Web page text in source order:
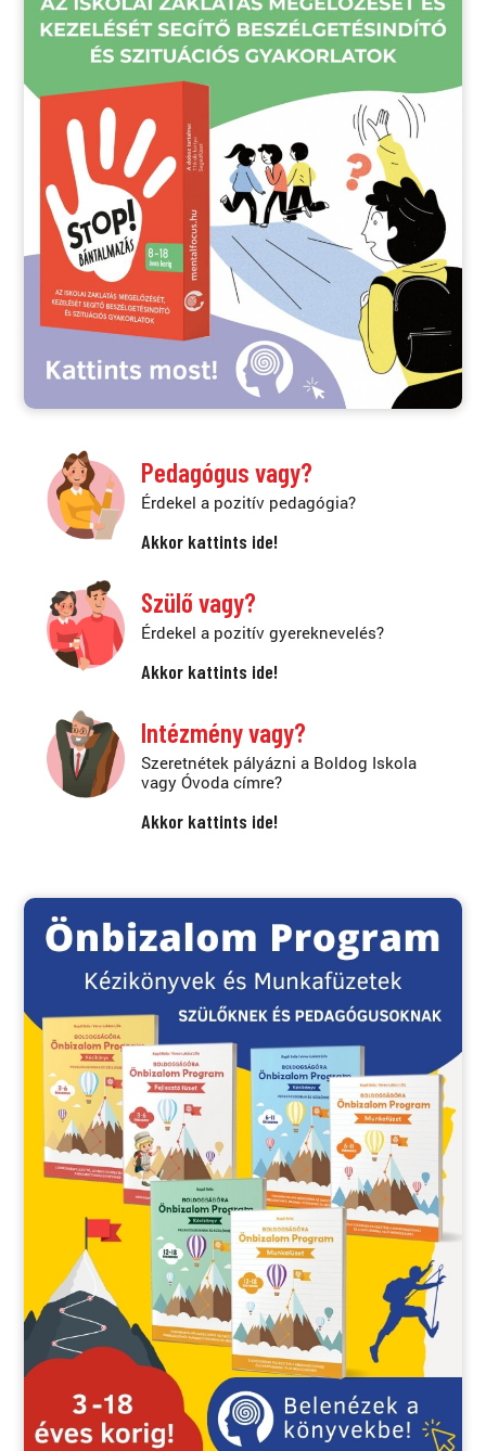
Pedagógus vagy?
Érdekel a pozitív pedagógia?
Akkor kattints ide!
Szülő vagy?
Érdekel a pozitív gyereknevelés?
Akkor kattints ide!
Intézmény vagy?
Szeretnétek pályázni a Boldog Iskola
vagy Óvoda címre?
Akkor kattints ide!